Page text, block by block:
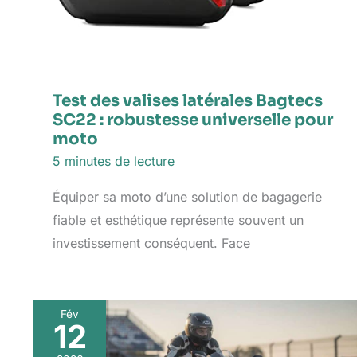
Test des valises latérales Bagtecs
SC22 : robustesse universelle pour
moto
5 minutes de lecture
Équiper sa moto d’une solution de bagagerie
fiable et esthétique représente souvent un
investissement conséquent. Face
Fév
12